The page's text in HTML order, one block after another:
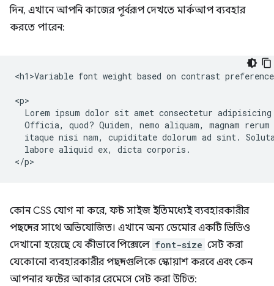
দিন, এখানে আপনি কাজের পূর্বরূপ দেখতে মার্কআপ ব্যবহার
করতে পারেন:
<h1>Variable font weight based on contrast
<p>
Lorem ipsum dolor sit amet consectetur adipisicing
Officia, quod? Quidem, nemo aliquam, magnam rerum
itaque nisi nam, cupiditate dolorum ad sint.
  labore aliquid ex, dicta corporis.
কোন CSS যোগ না করে, ফন্ট সাইজ ইতিমধ্যেই ব্যবহারকারীর
পছন্দের সাথে অভিযোজিত। এখানে অন্য ডেমোর একটি ভিডিও
দেখানো হয়েছে যে কীভাবে পিক্সেলে font-size সেট করা
যেকোনো ব্যবহারকারীর পছন্দগুলিকে স্কোয়াশ করবে এবং কেন
আপনার ফন্টের আকার রেমেসে সেট করা উচিত: